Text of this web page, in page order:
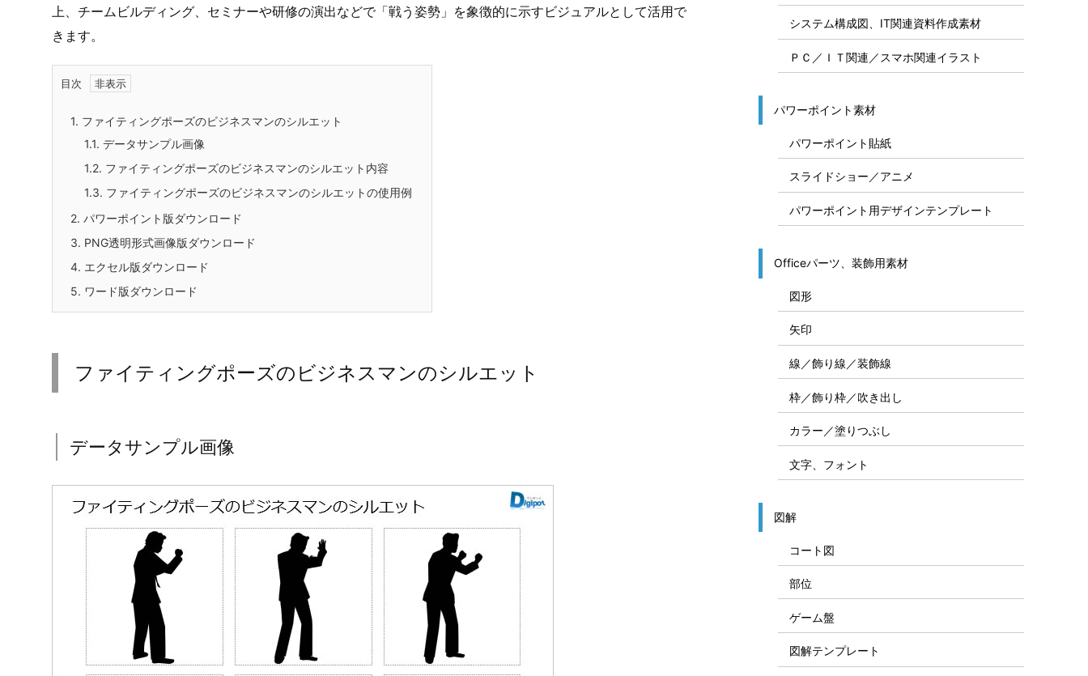
フリー、無料で使えるファイティングポーズのビジネスマンのシルエット画像です。パワーポイントPPTX形
式、PNG透明ファイル形式、エクセルXLSX形式、ワードDOCX形式ファイルを用意しています。
闘志を示すファイティングポーズを取るビジネスマンのシルエット素材です。競争や挑戦、モチベーション向
上、チームビルディング、セミナーや研修の演出などで「戦う姿勢」を象徴的に示すビジュアルとして活用で
きます。
目次
1.2.ファイティングポーズのビジネスマンのシルエット内容
3.
PNG透明形式画像版ダウンロード
5.ワード版ダウンロード
ファイティングポーズのビジネスマンのシルエット
データサンプル画像
システム構成図、IT関連資料作成素材
ＰＣ／ＩＴ関連／スマホ関連イラスト
パワーポイント素材
パワーポイント貼紙
スライドショー／アニメ
パワーポイント用デザインテンプレート
Officeパーツ、装飾用素材
図形
矢印
線／飾り線／装飾線
枠／飾り枠／吹き出し
カラー／塗りつぶし
文字、フォント
図解
コート図
部位
ゲーム盤
図解テンプレート